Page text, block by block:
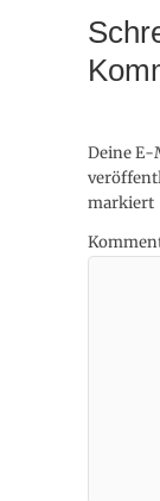
Deine
markiert